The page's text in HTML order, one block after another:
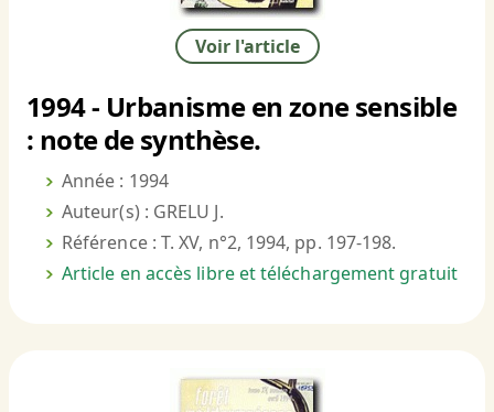
Voir l'article
1994 - Urbanisme en zone sensible
: note de synthèse.
Année : 1994
Auteur(s) : GRELU J.
Référence : T. XV, n°2, 1994, pp. 197-198.
Article en accès libre et téléchargement gratuit